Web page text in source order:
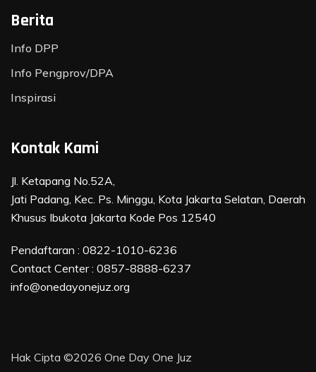
Berita
Info DPP
Info Pengprov/DPA
Inspirasi
Kontak Kami
Jl. Ketapang No.52A,
Jati Padang, Kec. Ps. Minggu, Kota Jakarta Selatan, Daerah
Khusus Ibukota Jakarta Kode Pos 12540
Pendaftaran : 0822-1010-6236
Contact Center : 0857-8888-6237
info@onedayonejuz.org
Hak Cipta ©2026 One Day One Juz